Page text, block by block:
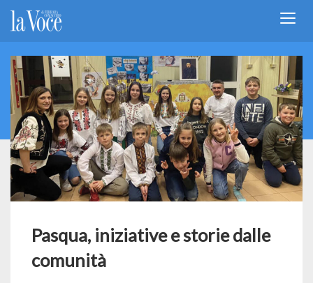
Pasqua, iniziative e storie dalle
comunità